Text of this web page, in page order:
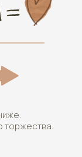
торжества.